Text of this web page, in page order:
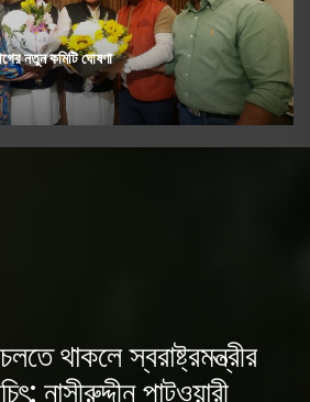
প্রত্যাশা পূরণ হয়নি, লড়াই অব্যাহত থাকবে: জামায়াত
থাকলে স্বরাষ্ট্রমন্ত্রীর
নাসীরুদ্দীন পাটওয়ারী